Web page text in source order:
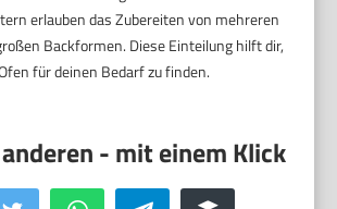
erlauben das Zubereiten von mehreren
Backformen. Diese Einteilung hilft dir,
für deinen Bedarf zu finden.